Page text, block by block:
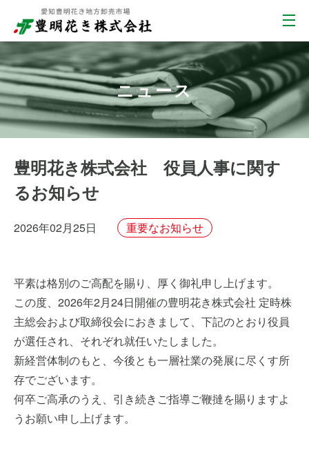
ニュース
豊明花き株式会社 役員人事に関す
るお知らせ
2026年02月25日 重要なお知らせ
平素は格別のご高配を賜り、厚く御礼申し上げます。
この度、2026年2月24日開催の豊明花き株式会社 定時株
主総会および取締役会におきまして、下記のとおり役員
が選任され、それぞれ就任いたしました。
新経営体制のもと、今後とも一層社業の発展に尽くす所
存でございます。
何卒ご高承のうえ、引き続きご指導ご鞭撻を賜りますよ
うお願い申し上げます。